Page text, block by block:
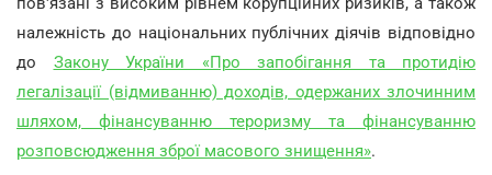
належність до національних публічних діячів відповідно
до Закону України «Про запобігання та протидію
легалізації (відмиванню) доходів, одержаних злочинним
шляхом, фінансуванню тероризму та фінансуванню
розповсюдження зброї масового знищення».